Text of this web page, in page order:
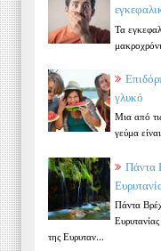
Τα
γλυκό
Μια από
γεύμα
Πάντα
Πάντα
της Ευρυταν...